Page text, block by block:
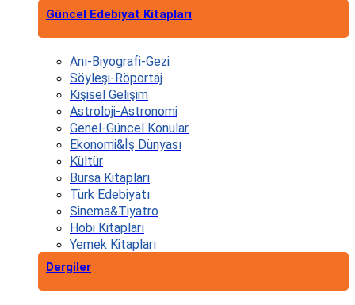
Güncel Edebiyat Kitapları
Anı-Biyografi-Gezi
Söyleşi-Röportaj
Kişisel Gelişim
Astroloji-Astronomi
Genel-Güncel Konular
Ekonomi&İş Dünyası
Kültür
Bursa Kitapları
Türk Edebiyatı
Sinema&Tiyatro
Hobi Kitapları
Yemek Kitapları
Dergiler